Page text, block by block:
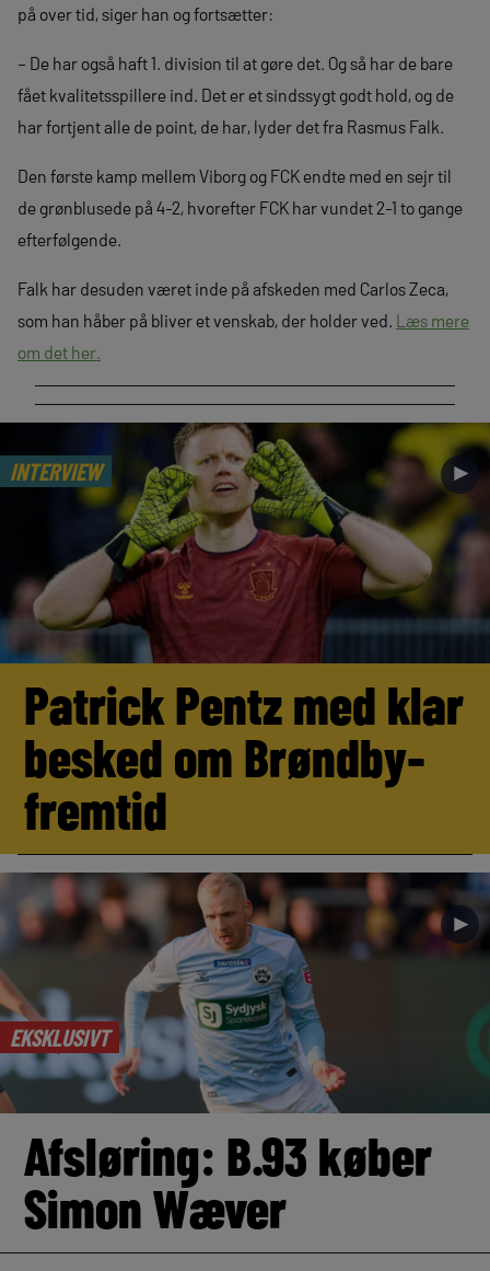
på over tid, siger han og fortsætter:
– De har også haft 1. division til at gøre det. Og så har de bare
fået kvalitetsspillere ind. Det er et sindssygt godt hold, og de
har fortjent alle de point, de har, lyder det fra Rasmus Falk.
Den første kamp mellem Viborg og FCK endte med en sejr til
de grønblusede på 4-2, hvorefter FCK har vundet 2-1 to gange
efterfølgende.
Falk har desuden været inde på afskeden med Carlos Zeca,
som han håber på bliver et venskab, der holder ved. Læs mere
om det her.
INTERVIEW ►
Patrick Pentz med klar
besked om Brøndby-
fremtid
EKSKLUSIVT
►
Afsløring: B.93 køber
Simon Wæver